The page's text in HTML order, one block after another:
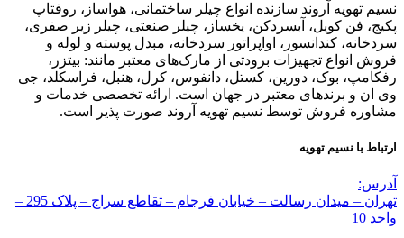
نسیم تهویه آروند سازنده انواع چیلر ساختمانی، هواساز، روفتاپ
پکیج، فن کویل، آبسردکن، یخساز، چیلر صنعتی، چیلر زیر صفری،
سردخانه، کندانسور، اواپراتور سردخانه، مبدل پوسته و لوله و
فروش انواع تجهیزات برودتی از مارک‌های معتبر مانند: بیتزر،
رفکامپ، بوک، دورین، کستل، دانفوس، کرل، هنبل، فراسکلد، جی
وی ان و برندهای معتبر در جهان است. ارائه تخصصی خدمات و
مشاوره فروش توسط نسیم تهویه آروند صورت پذیر است.
ارتباط با نسیم تهویه
آدرس:
تهران – میدان رسالت – خیابان فرجام – تقاطع سراج – پلاک 295 –
واحد 10